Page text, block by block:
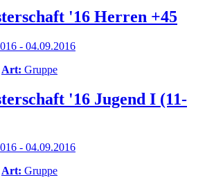
'16 Herren +45
- 04.09.2016
Art: Gruppe
'16 Jugend I (11-
- 04.09.2016
Art: Gruppe